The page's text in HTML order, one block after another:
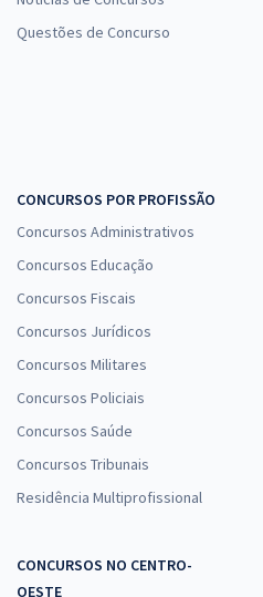
Questões de Concurso
CONCURSOS POR PROFISSÃO
Concursos Administrativos
Concursos Educação
Concursos Fiscais
Concursos Jurídicos
Concursos Militares
Concursos Policiais
Concursos Saúde
Concursos Tribunais
Residência Multiprofissional
CONCURSOS NO CENTRO-
OESTE